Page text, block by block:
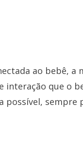
ao bebê,
interação que o
possível,